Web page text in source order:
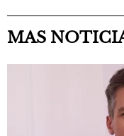
MAS